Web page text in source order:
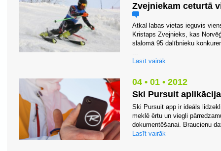
Zvejniekam ceturtā
Atkal labas vietas ieguvis
Kristaps Zvejnieks, kas
slalomā 95 dalībnieku
Lasīt vairāk
04 • 01 • 2012
Ski Pursuit
Ski Pursuit app ir ideāls
meklē ērtu un viegli
dokumentēšanai. Braucienu
Lasīt vairāk